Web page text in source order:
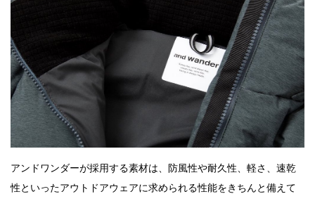
アンドワンダーが採用する素材は、防風性や耐久性、軽さ、速乾
性といったアウトドアウェアに求められる性能をきちんと備えて